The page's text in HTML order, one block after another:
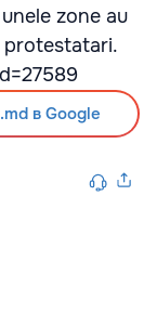
zone au
в Google